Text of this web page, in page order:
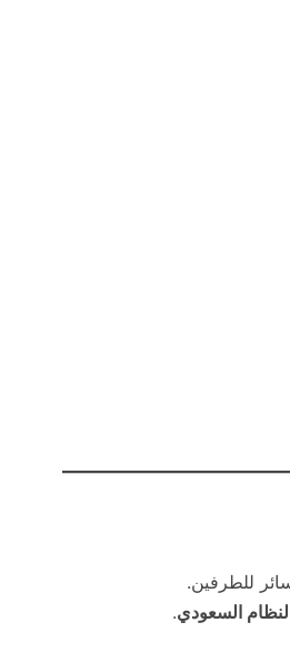
للطرفين.
السعودي.